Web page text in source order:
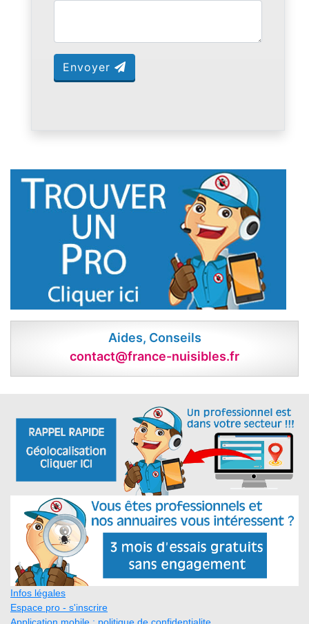
Envoyer
Aides, Conseils
contact@france-nuisibles.fr
Infos légales
Espace pro - s'inscrire